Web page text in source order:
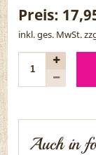
Preis:
inkl. ges. MwSt.
Auch in